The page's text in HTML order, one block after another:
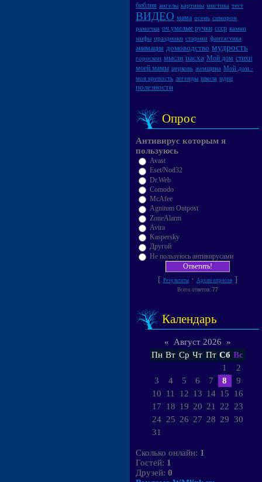
библия ангелы картины мистика тест
ВИДЕО мама осень симорон
рамочки оч.умелые ручки ссср камни
мифы праздники старики фантастика
анимация домоводство мудрость
гороскоп мысли пасха Мой дом стихи
моей мамы церковь женщина Мой дом -
моя крепость легенды школа идеи
полезности
Опрос
Антивирус которым я
пользуюсь
Avast
Eset/Nod32
Dr.Web
Comodo
McAfee
Agnitum Outpost
ZoneAlarm
Avira
Kaspersky
Другой
Не пользуюсь антивирусами
[ Результаты· Архив опросов]
Всего ответов: 77
Календарь
« Август 2026
»
Пн Вт Ср Чт Пт Сб Вс
1
2
3
4 5 6 7 8
9
10
11 12 13 14 15
16
17
18 19 20 21 22
23
24 25 26 27 28 29 30
31
Сколько онлайн: 1
Гостей: 1
Друзей: 0